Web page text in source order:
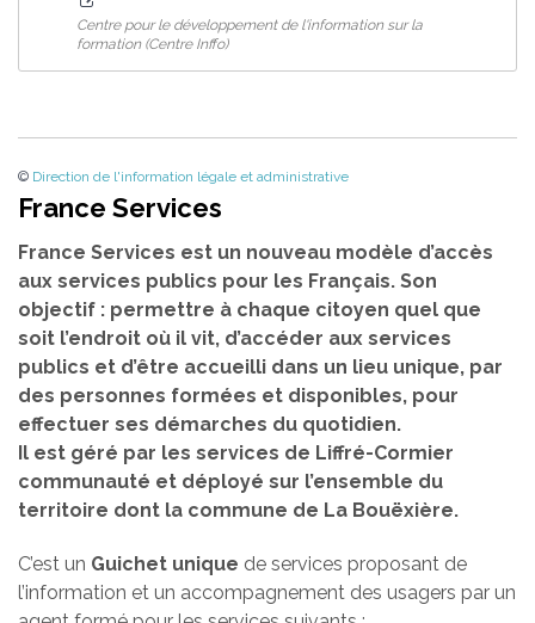
Centre pour le développement de l'information sur la
formation (Centre Inffo)
© Direction de l'information légale et administrative
France Services
France Services est un nouveau modèle d’accès
aux services publics pour les Français. Son
objectif : permettre à chaque citoyen quel que
soit l’endroit où il vit, d’accéder aux services
publics et d’être accueilli dans un lieu unique, par
des personnes formées et disponibles, pour
effectuer ses démarches du quotidien.
Il est géré par les services de Liffré-Cormier
communauté et déployé sur l’ensemble du
territoire dont la commune de La Bouëxière.
C’est un Guichet unique de services proposant de
l’information et un accompagnement des usagers par un